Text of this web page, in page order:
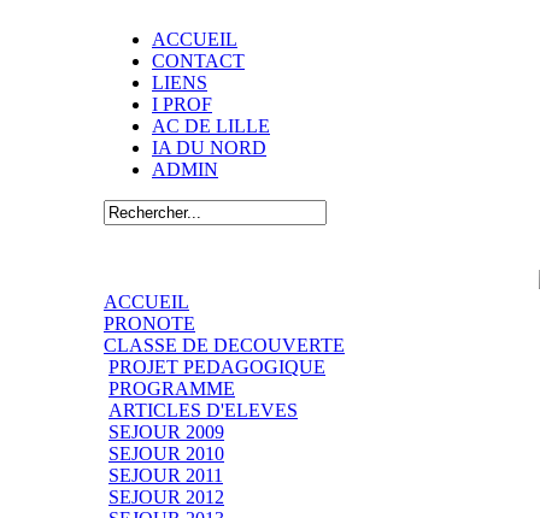
ACCUEIL
CONTACT
LIENS
I PROF
AC DE LILLE
IA DU NORD
ADMIN
ACCUEIL
PRONOTE
CLASSE DE DECOUVERTE
PROJET PEDAGOGIQUE
PROGRAMME
ARTICLES D'ELEVES
SEJOUR 2009
SEJOUR 2010
SEJOUR 2011
SEJOUR 2012